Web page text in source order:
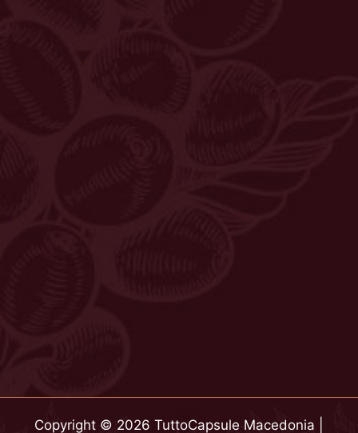
Copyright © 2026 TuttoCapsule Macedonia |